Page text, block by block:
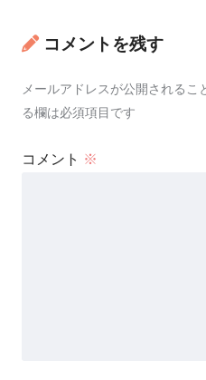
コメントを残す
メールアドレスが公開されるこ
る欄は必須項目です
コメント ※